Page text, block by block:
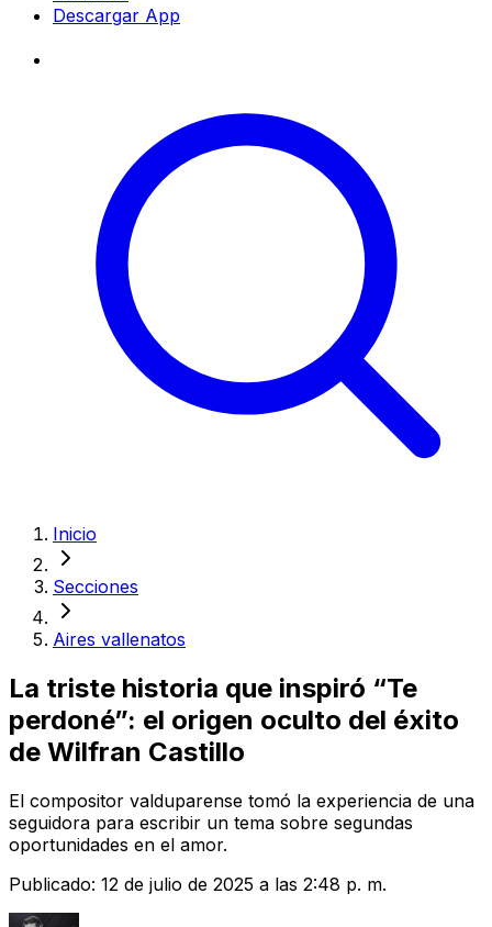
Descargar App
Inicio
Secciones
Aires vallenatos
La triste historia que inspiró “Te
perdoné”: el origen oculto del éxito
de Wilfran Castillo
El compositor valduparense tomó la experiencia de una
seguidora para escribir un tema sobre segundas
oportunidades en el amor.
Publicado: 12 de julio de 2025 a las 2:48 p. m.